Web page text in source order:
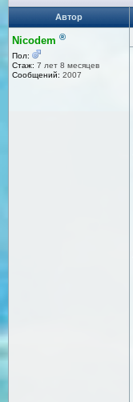
Автор
Nicodem ®
Пол:
Стаж: 7 лет 8 месяцев
Сообщений: 2007